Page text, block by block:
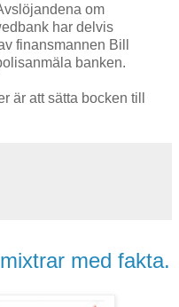
om
har delvis
finansmannen Bill
banken.
är att sätta bocken till
med fakta.